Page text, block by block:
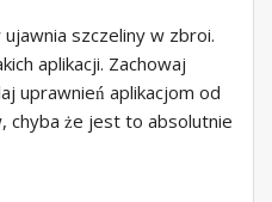
szczeliny w zbroi.
aplikacji. Zachowaj
uprawnień aplikacjom od
chyba że jest to absolutnie